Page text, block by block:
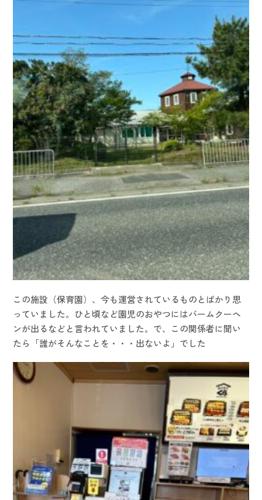
この施設（保育園）、今も運営されているものとばかり思
っていました。ひと頃など園児のおやつにはバームクーヘ
ンが出るなどと言われていました。で、この関係者に聞い
たら「誰がそんなことを・・・出ないよ」でした